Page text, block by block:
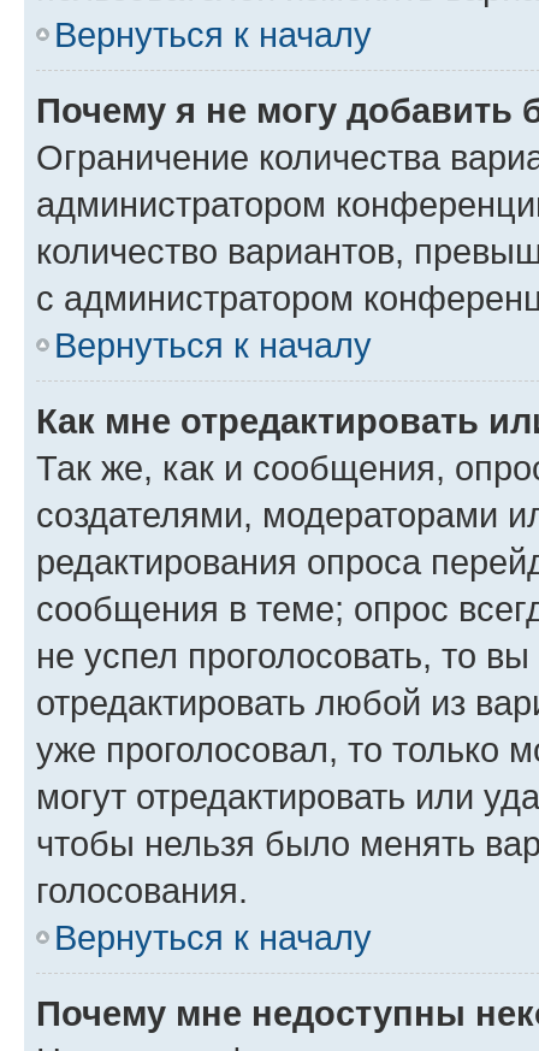
Вернуться к началу
Почему я не могу добавить
Ограничение количества
администратором
количество вариантов,
с администратором
Вернуться к началу
Как мне отредактировать
Так же, как и сообщения,
создателями, модераторами
редактирования опроса
сообщения в теме; опрос
не успел проголосовать, то
отредактировать любой из
уже проголосовал, то только
могут отредактировать или
чтобы нельзя было менять
голосования.
Вернуться к началу
Почему мне недоступны